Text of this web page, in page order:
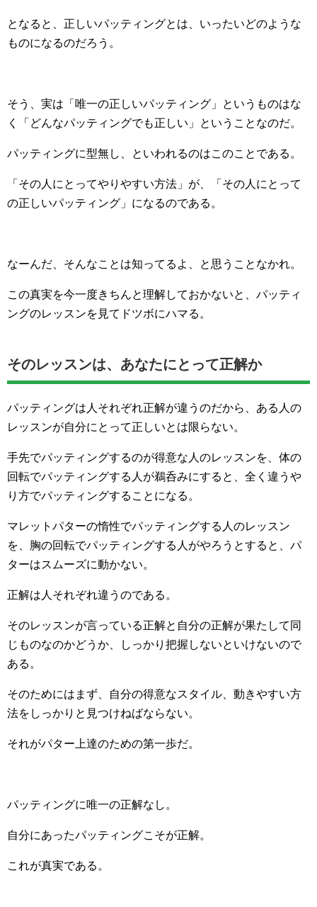
となると、正しいパッティングとは、いったいどのような
ものになるのだろう。
そう、実は「唯一の正しいパッティング」というものはな
く「どんなパッティングでも正しい」ということなのだ。
パッティングに型無し、といわれるのはこのことである。
「その人にとってやりやすい方法」が、「その人にとって
の正しいパッティング」になるのである。
なーんだ、そんなことは知ってるよ、と思うことなかれ。
この真実を今一度きちんと理解しておかないと、パッティ
ングのレッスンを見てドツボにハマる。
そのレッスンは、あなたにとって正解か
パッティングは人それぞれ正解が違うのだから、ある人の
レッスンが自分にとって正しいとは限らない。
手先でパッティングするのが得意な人のレッスンを、体の
回転でパッティングする人が鵜呑みにすると、全く違うや
り方でパッティングすることになる。
マレットパターの惰性でパッティングする人のレッスン
を、胸の回転でパッティングする人がやろうとすると、パ
ターはスムーズに動かない。
正解は人それぞれ違うのである。
そのレッスンが言っている正解と自分の正解が果たして同
じものなのかどうか、しっかり把握しないといけないので
ある。
そのためにはまず、自分の得意なスタイル、動きやすい方
法をしっかりと見つけねばならない。
それがパター上達のための第一歩だ。
パッティングに唯一の正解なし。
自分にあったパッティングこそが正解。
これが真実である。